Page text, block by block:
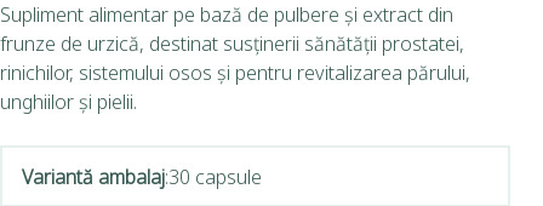
Supliment alimentar pe bază de pulbere și extract din
frunze de urzică, destinat susținerii sănătății prostatei,
rinichilor, sistemului osos și pentru revitalizarea părului,
unghiilor și pielii.
Variantă ambalaj:30 capsule